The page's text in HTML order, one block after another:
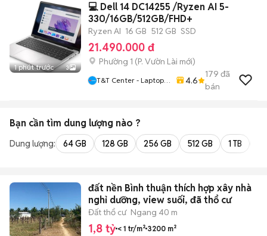
1 phút trước 3
💻 Dell 14 DC14255 /Ryzen AI 5-
330/16GB/512GB/FHD+
Ryzen AI 16 GB 512 GB SSD
21.490.000 đ
Phường 1 (P. Vườn Lài mới)
T&T Center - Laptop,
4.6
179 đã
bán
Bạn cần tìm dung lượng nào ?
Dung lượng: 64 GB 128 GB 256 GB 512 GB 1 TB
đất nền Bình thuận thích hợp xây nhà
nghỉ dưỡng, view suối, đã thổ cư
Đất thổ cư Ngang 40 m
1,8 tỷ < 1 tr/m² 3200 m²